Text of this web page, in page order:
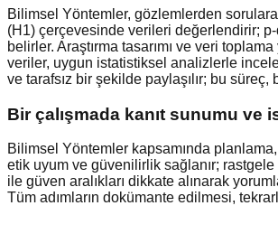
Bilimsel Yöntemler, gözlemlerden
(H1) çerçevesinde verileri değerlendirir; p-
belirler. Araştırma tasarımı ve veri
veriler, uygun istatistiksel analizlerle
ve tarafsız bir şekilde paylaşılır; bu
Bir çalışmada kanıt sunumu ve
Bilimsel Yöntemler kapsamında
etik uyum ve güvenilirlik sağlanır;
ile güven aralıkları dikkate alınarak
Tüm adımların dokümante edilmesi,